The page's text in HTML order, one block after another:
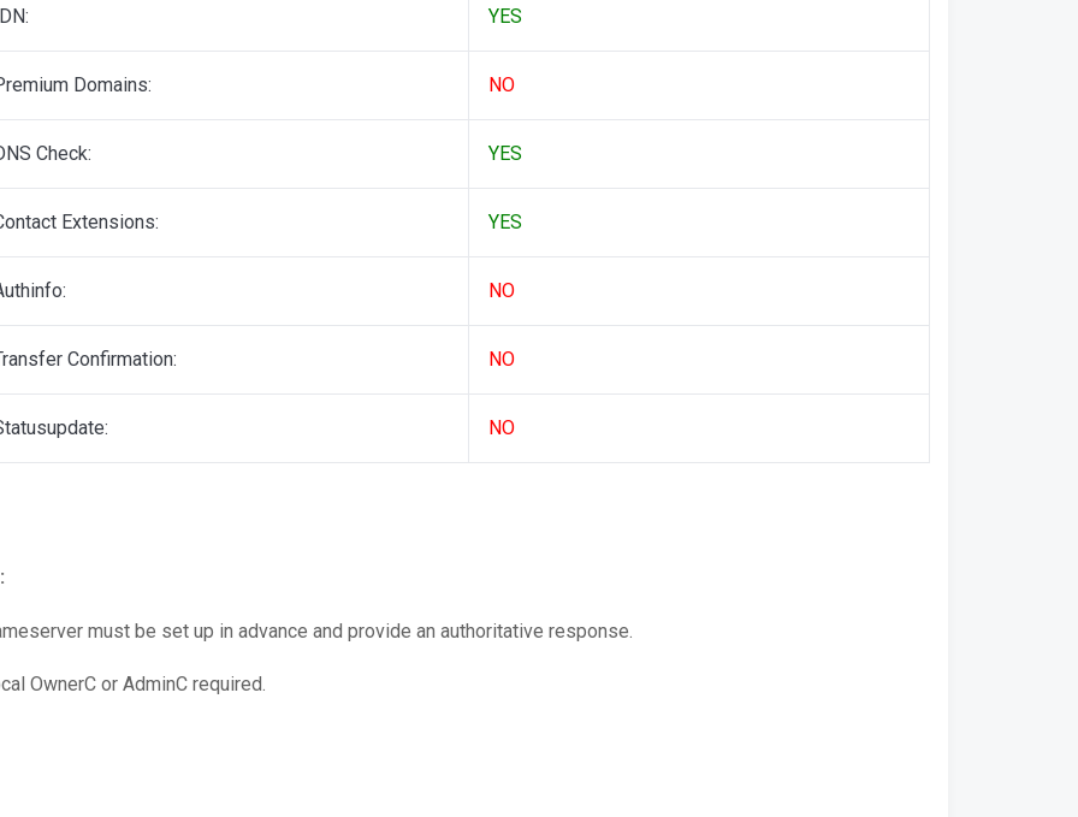
YES
Domains: NO
Check: YES
Extensions: YES
NO
Confirmation: NO
NO
must be set up in advance and provide an authoritative response.
OwnerC or AdminC required.